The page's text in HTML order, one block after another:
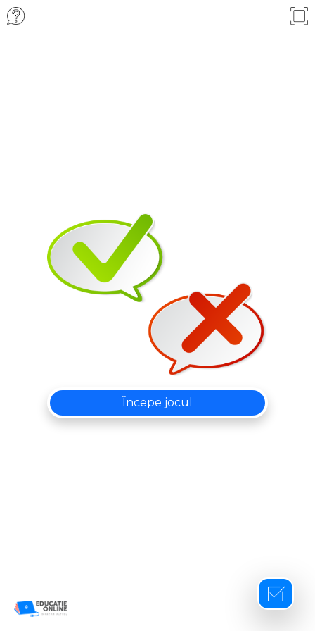
Începe jocul